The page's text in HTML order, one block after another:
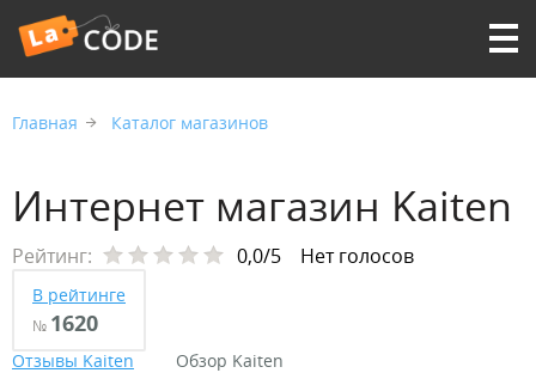
Главная Каталог магазинов
Интернет магазин Kaiten
Рейтинг: 0,0/5 Нет голосов
В рейтинге
№ 1620
Отзывы Kaiten Обзор Kaiten